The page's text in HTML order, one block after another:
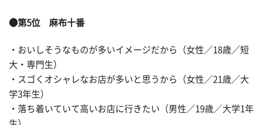
●第5位 麻布十番
・おいしそうなものが多いイメージだから（女性／18歳／短
大・専門生）
・スゴくオシャレなお店が多いと思うから（女性／21歳／大
学3年生）
・落ち着いていて高いお店に行きたい（男性／19歳／大学1年
生）